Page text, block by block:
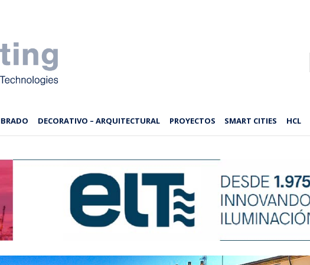
DECORATIVO – ARQUITECTURAL PROYECTOS SMART CITIES HCL